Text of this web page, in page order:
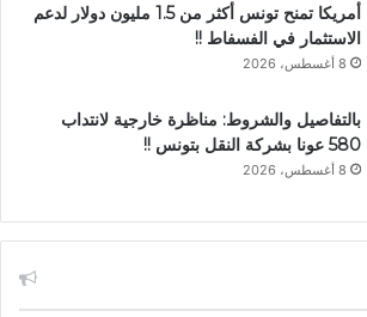
أمريكا تمنح تونس أكثر من 1.5 مليون دولار لدعم
الاستثمار في الفسفاط !!
8 أغسطس، 2026
بالتفاصيل والشروط: مناظرة خارجية لانتداب
580 عونا بشركة النقل بتونس !!
8 أغسطس، 2026